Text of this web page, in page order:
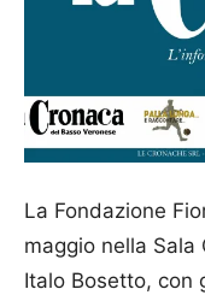
La Fondazione
maggio nella Sala
Italo Bosetto, con